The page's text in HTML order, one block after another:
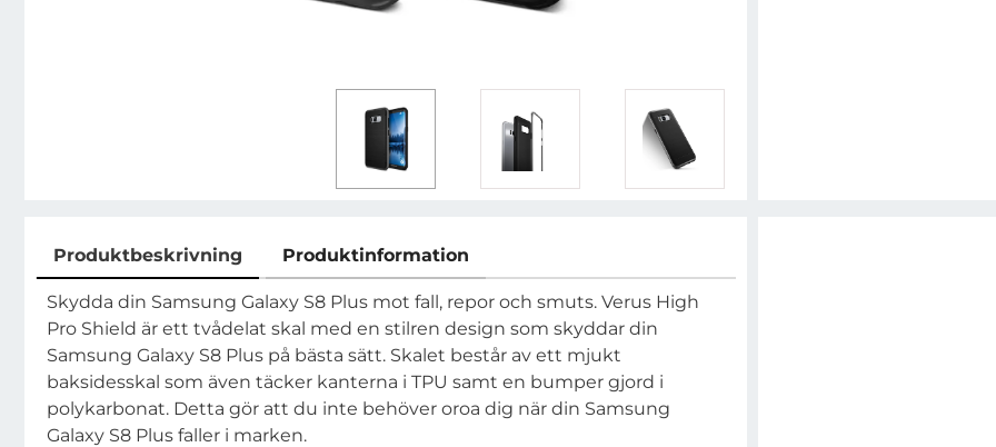
Produktbeskrivning Produktinformation
Produktbeskrivning
Skydda din Samsung Galaxy S8 Plus mot fall, repor och smuts. Verus High
Pro Shield är ett tvådelat skal med en stilren design som skyddar din
Samsung Galaxy S8 Plus på bästa sätt. Skalet består av ett mjukt
baksidesskal som även täcker kanterna i TPU samt en bumper gjord i
polykarbonat. Detta gör att du inte behöver oroa dig när din Samsung
Galaxy S8 Plus faller i marken.